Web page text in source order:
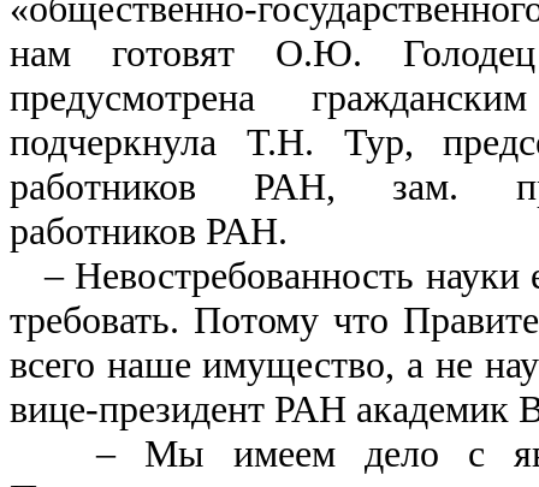
нам готовят О.Ю.
предусмотрена
подчеркнула Т.Н. Тур,
работников РАН, зам.
работников РАН.
– Невостребованность науки
требовать. Потому что
всего наше имущество, а не
вице-президент РАН академик
– Мы имеем дело с